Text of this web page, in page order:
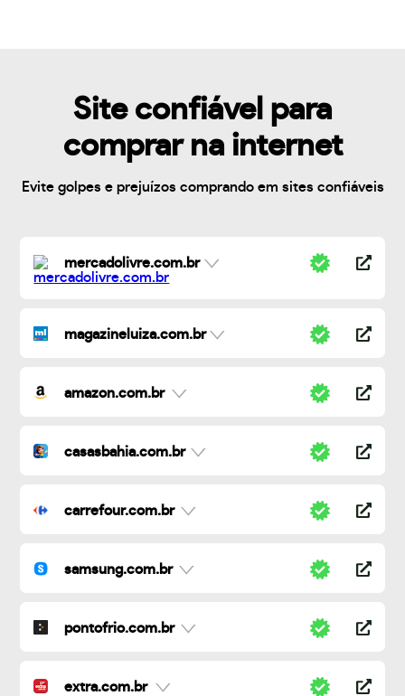
Site confiável para
comprar na internet
Evite golpes e prejuízos comprando em sites confiáveis
mercadolivre.com.br
magazineluiza.com.br
amazon.com.br
casasbahia.com.br
carrefour.com.br
samsung.com.br
pontofrio.com.br
extra.com.br